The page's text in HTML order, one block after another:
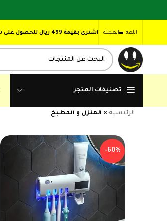
اللغه العملة اشترى بقيمة 499 ريال للحصول على شحن مجاني
تصنيفات المتجر
الرئيسية » المنزل و المطبخ
-60%